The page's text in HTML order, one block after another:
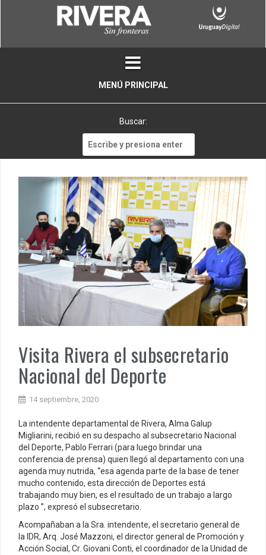
MENÚ PRINCIPAL
Buscar:
Visita Rivera el subsecretario
Nacional del Deporte
14 septiembre, 2020
La intendente departamental de Rivera, Alma Galup
Migliarini, recibió en su despacho al subsecretario Nacional
del Deporte, Pablo Ferrari (para luego brindar una
conferencia de prensa) quien llegó al departamento con una
agenda muy nutrida, “esa agenda parte de la base de tener
mucho contenido, esta dirección de Deportes está
trabajando muy bien, es el resultado de un trabajo a largo
plazo ”, expresó el subsecretario.
Acompañaban a la Sra. intendente, el secretario general de
la IDR, Arq. José Mazzoni, el director general de Promoción y
Acción Social, Cr. Giovani Conti, el coordinador de la Unidad de